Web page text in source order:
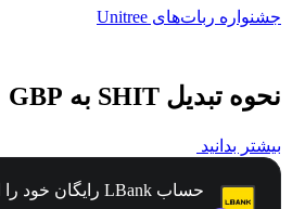
جشنواره ربات‌های Unitree
نحوه تبدیل SHIT به GBP
بیشتر بدانید
حساب LBank رایگان خود را ایجاد کنید